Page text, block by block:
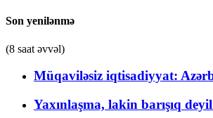
Son yenilənmə
(8 saat əvvəl)
Müqaviləsiz iqtisadiyyat:
Yaxınlaşma, lakin barışıq